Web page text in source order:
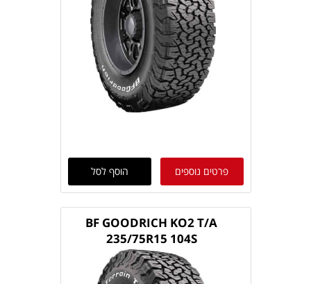
פרטים נוספים הוסף לסל
BF GOODRICH KO2 T/A
235/75R15 104S